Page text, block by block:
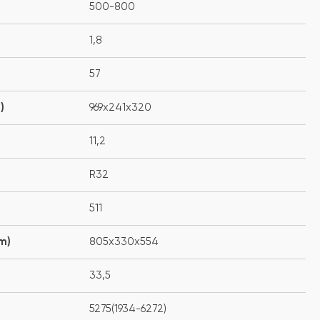
500-800
1,8
57
969x241x320
11,2
R32
511
805x330x554
33,5
5275(1934-6272)